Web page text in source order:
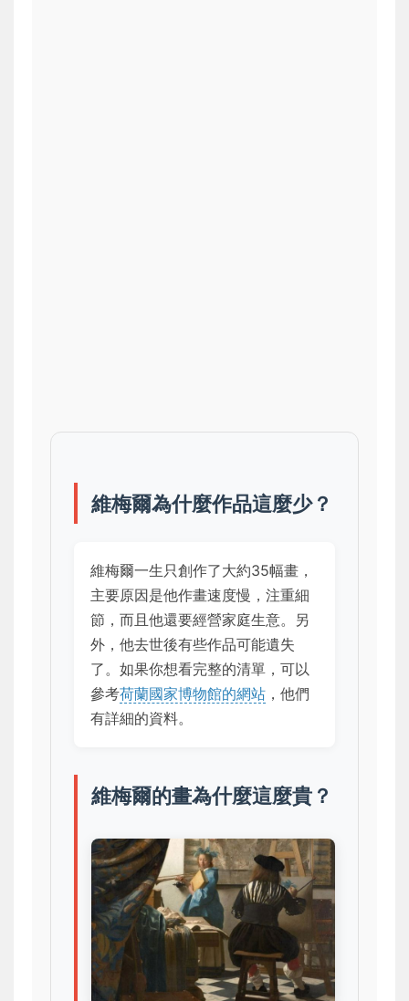
維梅爾為什麼作品這麼少？
維梅爾一生只創作了大約35幅畫，
主要原因是他作畫速度慢，注重細
節，而且他還要經營家庭生意。另
外，他去世後有些作品可能遺失
了。如果你想看完整的清單，可以
參考荷蘭國家博物館的網站 ，他們
有詳細的資料。
維梅爾的畫為什麼這麼貴？